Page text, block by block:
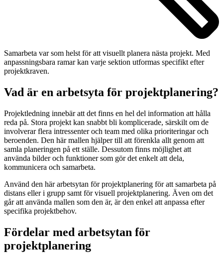
Samarbeta var som helst för att visuellt planera nästa projekt. Med
anpassningsbara ramar kan varje sektion utformas specifikt efter
projektkraven.
Vad är en arbetsyta för projektplanering?
Projektledning innebär att det finns en hel del information att hålla
reda på. Stora projekt kan snabbt bli komplicerade, särskilt om de
involverar flera intressenter och team med olika prioriteringar och
beroenden. Den här mallen hjälper till att förenkla allt genom att
samla planeringen på ett ställe. Dessutom finns möjlighet att
använda bilder och funktioner som gör det enkelt att dela,
kommunicera och samarbeta.
Använd den här arbetsytan för projektplanering för att samarbeta på
distans eller i grupp samt för visuell projektplanering. Även om det
går att använda mallen som den är, är den enkel att anpassa efter
specifika projektbehov.
Fördelar med arbetsytan för
projektplanering